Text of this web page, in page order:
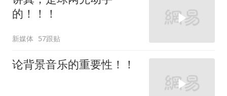
的！！！
新媒体 57跟贴
论背景音乐的重要性！！